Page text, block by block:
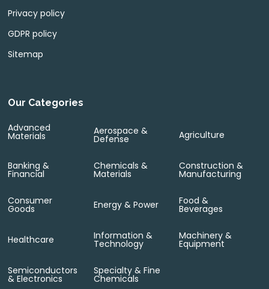
Privacy policy
GDPR policy
Sitemap
Our Categories
Advanced
Materials Aerospace &
Defense Agriculture
Banking &
Financial
Chemicals &
Materials
Construction &
Manufacturing
Consumer
Goods Energy & Power Food &
Beverages
Healthcare Information &
Technology
Machinery &
Equipment
Semiconductors
& Electronics
Specialty & Fine
Chemicals